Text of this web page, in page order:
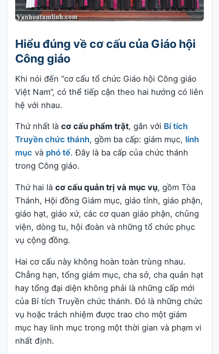
Hiểu đúng về cơ cấu của Giáo hội
Công giáo
Khi nói đến “cơ cấu tổ chức Giáo hội Công giáo
Việt Nam”, có thể tiếp cận theo hai hướng có liên
hệ với nhau.
Thứ nhất là cơ cấu phẩm trật, gắn với Bí tích
Truyền chức thánh, gồm ba cấp: giám mục, linh
mục và phó tế. Đây là ba cấp của chức thánh
trong Công giáo.
Thứ hai là cơ cấu quản trị và mục vụ, gồm Tòa
Thánh, Hội đồng Giám mục, giáo tỉnh, giáo phận,
giáo hạt, giáo xứ, các cơ quan giáo phận, chủng
viện, dòng tu, hội đoàn và những tổ chức phục
vụ cộng đồng.
Hai cơ cấu này không hoàn toàn trùng nhau.
Chẳng hạn, tổng giám mục, cha sở, cha quản hạt
hay tổng đại diện không phải là những cấp mới
của Bí tích Truyền chức thánh. Đó là những chức
vụ hoặc trách nhiệm được trao cho một giám
mục hay linh mục trong một thời gian và phạm vi
nhất định.